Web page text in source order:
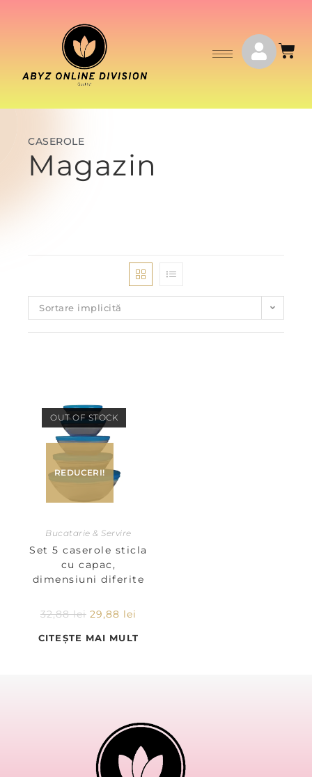
CASEROLE
Magazin
Sortare implicită
OUT OF STOCK
REDUCERI!
Bucatarie & Servire
Set 5 caserole sticla
cu capac,
dimensiuni diferite
32,88lei 29,88 lei
CITEȘTE MAI MULT